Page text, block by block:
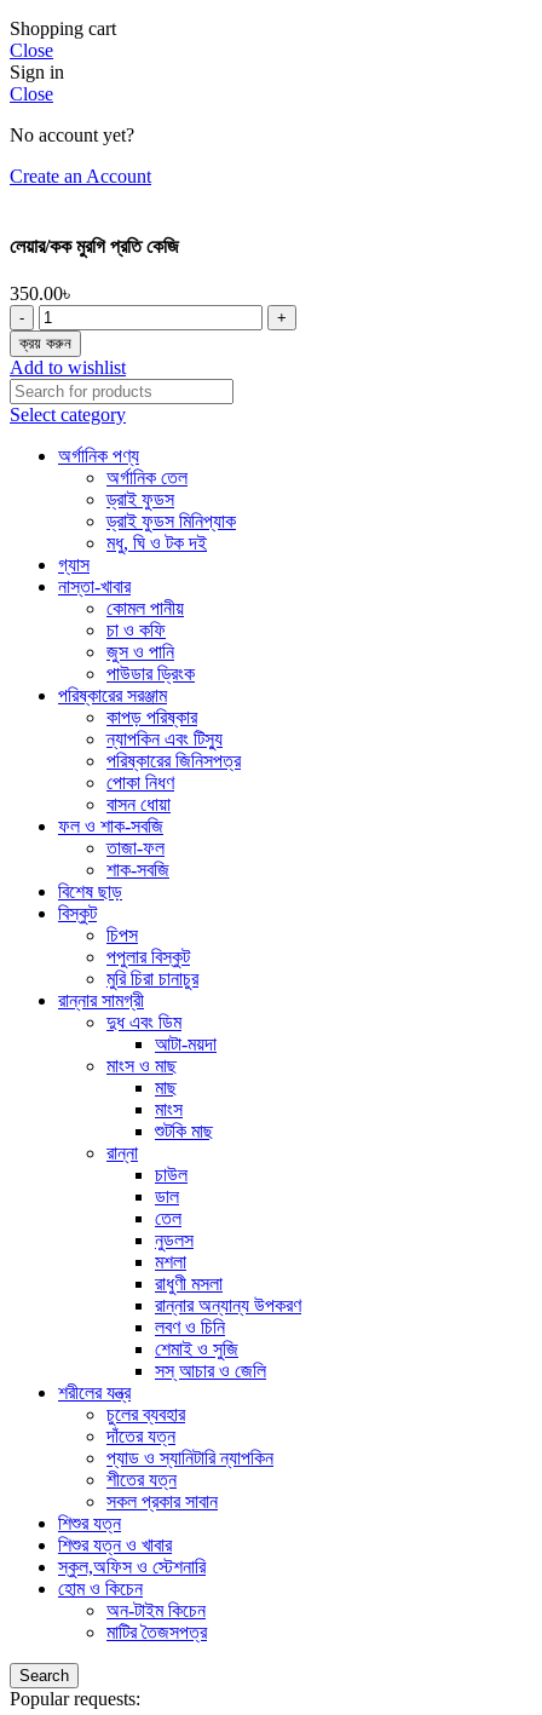
Shopping cart
Close
Sign in
Close
No account yet?
Create an Account
লেয়ার/কক মুরগি প্রতি কেজি
350.00৳
লেয়ার/
কক
মুরগি
প্রতি
কেজি
quantity
ক্রয় করুন
Add to wishlist
Select category
অর্গানিক পণ্য
অর্গানিক তেল
ড্রাই ফুডস
ড্রাই ফুডস মিনিপ্যাক
মধু, ঘি ও টক দই
গ্যাস
নাস্তা-খাবার
কোমল পানীয়
চা ও কফি
জুস ও পানি
পাউডার ড্রিংক
পরিষ্কারের সরঞ্জাম
কাপড় পরিষ্কার
ন্যাপকিন এবং টিস্যু
পরিষ্কারের জিনিসপত্র
পোকা নিধণ
বাসন ধোয়া
ফল ও শাক-সবজি
তাজা-ফল
শাক-সবজি
বিশেষ ছাড়
বিস্কুট
চিপস
পপুলার বিস্কুট
মুরি চিরা চানাচুর
রান্নার সামগ্রী
দুধ এবং ডিম
আটা-ময়দা
মাংস ও মাছ
মাছ
মাংস
শুটকি মাছ
রান্না
চাউল
ডাল
তেল
নুডলস
মশলা
রাধুণী মসলা
রান্নার অন্যান্য উপকরণ
লবণ ও চিনি
শেমাই ও সুজি
সস্ আচার ও জেলি
শরীলের যন্ত্র
চুলের ব্যবহার
দাঁতের যত্ন
প্যাড ও স্যানিটারি ন্যাপকিন
শীতের যত্ন
সকল প্রকার সাবান
শিশুর যত্ন
শিশুর যত্ন ও খাবার
স্কুল,অফিস ও স্টেশনারি
হোম ও কিচেন
অন-টাইম কিচেন
মাটির তৈজসপত্র
Search
Popular requests: